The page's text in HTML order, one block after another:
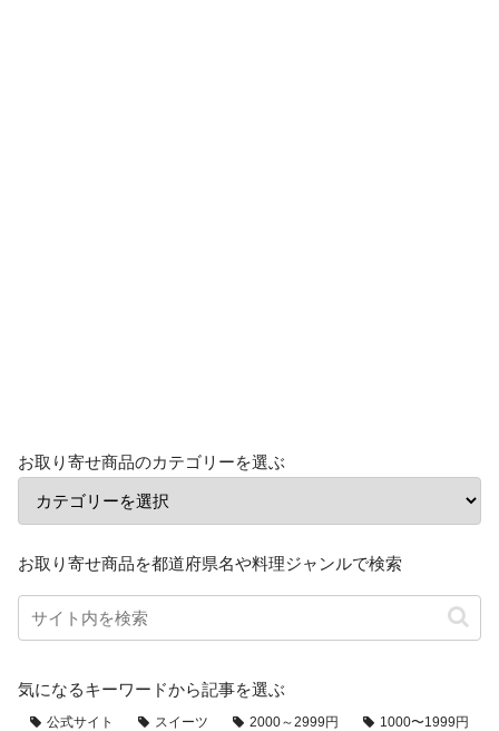
お取り寄せ商品のカテゴリーを選ぶ
お取り寄せ商品を都道府県名や料理ジャンルで検索
気になるキーワードから記事を選ぶ
公式サイト スイーツ 2000～2999円 1000〜1999円